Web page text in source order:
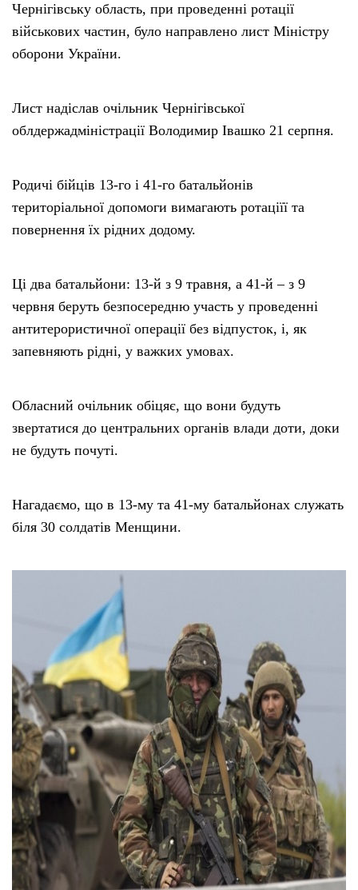
Чернігівську область, при проведенні ротації
військових частин, було направлено лист Міністру
оборони України.
Лист надіслав очільник Чернігівської
облдержадміністрації Володимир Івашко 21 серпня.
Родичі бійців 13-го і 41-го батальйонів
територіальної допомоги вимагають ротаціїї та
повернення їх рідних додому.
Ці два батальйони: 13-й з 9 травня, а 41-й – з 9
червня беруть безпосередню участь у проведенні
антитерористичної операції без відпусток, і, як
запевняють рідні, у важких умовах.
Обласний очільник обіцяє, що вони будуть
звертатися до центральних органів влади доти, доки
не будуть почуті.
Нагадаємо, що в 13-му та 41-му батальйонах служать
біля 30 солдатів Менщини.